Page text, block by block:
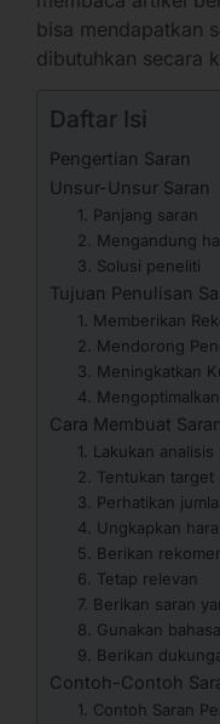
bisa mendapatkan
dibutuhkan secara
Daftar Isi
Pengertian Saran
Unsur-Unsur Saran
1. Panjang saran
2. Mengandung
3. Solusi peneliti
Tujuan Penulisan
1. Memberikan
2. Mendorong
3. Meningkatkan
4.
Cara Membuat
1. Lakukan
2. Tentukan target
3. Perhatikan
4. Ungkapkan
5. Berikan
6. Tetap relevan
7. Berikan saran
8. Gunakan
9. Berikan
Contoh-Contoh
1. Contoh Saran